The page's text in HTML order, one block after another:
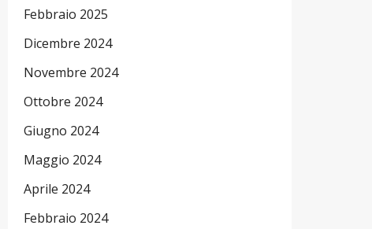
Febbraio 2025
Dicembre 2024
Novembre 2024
Ottobre 2024
Giugno 2024
Maggio 2024
Aprile 2024
Febbraio 2024